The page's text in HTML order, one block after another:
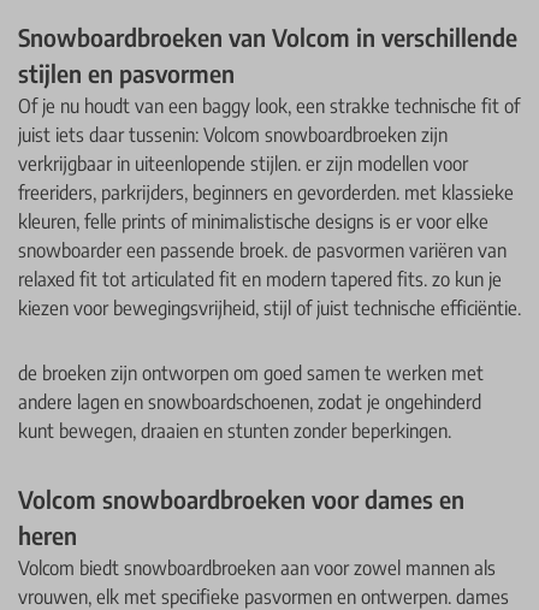
Snowboardbroeken van Volcom in verschillende
stijlen en pasvormen
Of je nu houdt van een baggy look, een strakke technische fit of
juist iets daar tussenin: Volcom snowboardbroeken zijn
verkrijgbaar in uiteenlopende stijlen. er zijn modellen voor
freeriders, parkrijders, beginners en gevorderden. met klassieke
kleuren, felle prints of minimalistische designs is er voor elke
snowboarder een passende broek. de pasvormen variëren van
relaxed fit tot articulated fit en modern tapered fits. zo kun je
kiezen voor bewegingsvrijheid, stijl of juist technische efficiëntie.
de broeken zijn ontworpen om goed samen te werken met
andere lagen en snowboardschoenen, zodat je ongehinderd
kunt bewegen, draaien en stunten zonder beperkingen.
Volcom snowboardbroeken voor dames en
heren
Volcom biedt snowboardbroeken aan voor zowel mannen als
vrouwen, elk met specifieke pasvormen en ontwerpen. dames